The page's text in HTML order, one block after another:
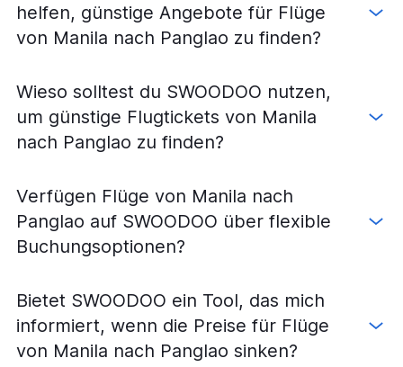
helfen, günstige Angebote für Flüge
von Manila nach Panglao zu finden?
Wieso solltest du SWOODOO nutzen,
um günstige Flugtickets von Manila
nach Panglao zu finden?
Verfügen Flüge von Manila nach
Panglao auf SWOODOO über flexible
Buchungsoptionen?
Bietet SWOODOO ein Tool, das mich
informiert, wenn die Preise für Flüge
von Manila nach Panglao sinken?